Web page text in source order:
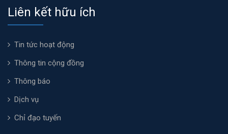
Liên kết hữu ích
Tin tức hoạt động
Thông tin cộng đồng
Thông báo
Dịch vụ
Chỉ đạo tuyến